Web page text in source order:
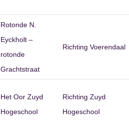
Rotonde N.
Eyckholt –
rotonde
Grachtstraat
Richting Voerendaal
Het Oor Zuyd
Hogeschool
Richting Zuyd
Hogeschool